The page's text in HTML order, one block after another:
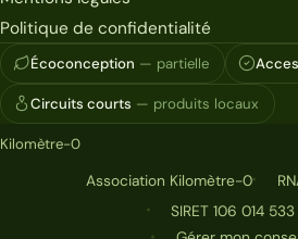
Politique de confidentialité
Écoconception — partielle
Circuits courts — produits locaux
Kilomètre-0
Association Kilomètre-0
SIRET 106 014